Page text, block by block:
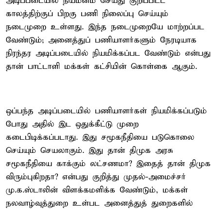
காலத்திற்குப் பிறகு பணி நிலைப்பு செய்யும்
நடைமுறை உள்ளது. இந்த நடைமுறையே மாற்றப்பட
வேண்டும்; அனைத்துப் பணியாளர்களும் நேரடியாக
நிரந்தர அடிப்படையில் நியமிக்கப்பட வேண்டும் என்பது
தான் பாட்டாளி மக்கள் கட்சியின் கொள்கை ஆகும்.
ஒப்பந்த அடிப்படையில் பணியாளர்கள் நியமிக்கப்படும்
போது அதில் இட ஒதுக்கீட்டு முறை
கடைபிடிக்கப்படாது. இது சமூகநீதியை படுகொலை
செய்யும் செயலாகும். இது தான் திமுக அரசு
சமூகநீதியை காக்கும் லட்சணமா? இதைத் தான் திமுக
விரும்புகிறதா? என்பது குறித்து முதல்-அமைச்சர்
மு.க.ஸ்டாலின் விளக்கமளிக்க வேண்டும், மக்கள்
நலவாழ்வுத்துறை உள்பட அனைத்துத் துறைகளில்